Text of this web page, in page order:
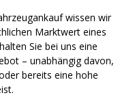
wissen wir
Marktwert eines
Sie bei uns eine
– unabhängig davon,
bereits eine hohe